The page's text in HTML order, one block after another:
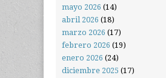
mayo 2026 (14)
abril 2026 (18)
marzo 2026 (17)
febrero 2026 (19)
enero 2026 (24)
diciembre 2025 (17)